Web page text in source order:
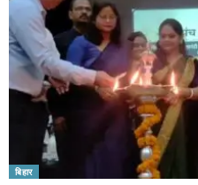
बिहार